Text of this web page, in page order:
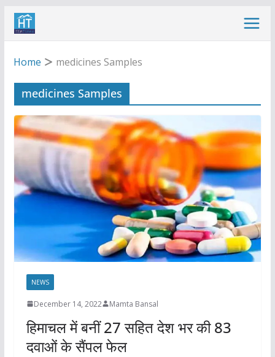
Skip
Home
medicines Samples
medicines Samples
NEWS
December 14, 2022 Mamta Bansal
हिमाचल में बनीं 27 सहित देश भर की 83
दवाओं के सैंपल फेल